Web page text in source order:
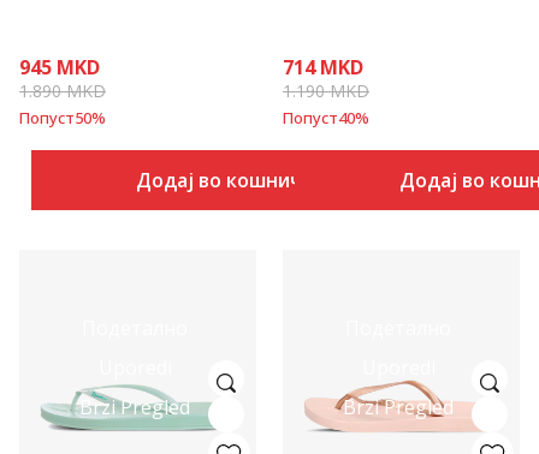
945 MKD
1.890MKD
Попуст50%
Додај во кошничка
714 MKD
1.190MKD
Попуст40%
Додај во
Brzi Pregled
Brzi Pregled